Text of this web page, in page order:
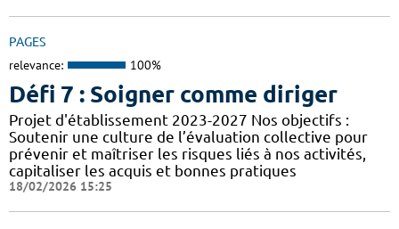
PAGES
relevance: 100%
Défi 7 : Soigner comme diriger
Projet d'établissement 2023-2027 Nos objectifs :
Soutenir une culture de l’évaluation collective pour
prévenir et maîtriser les risques liés à nos activités,
capitaliser les acquis et bonnes pratiques
18/02/2026 15:25